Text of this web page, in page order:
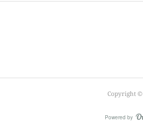
Copyright ©
Powered by